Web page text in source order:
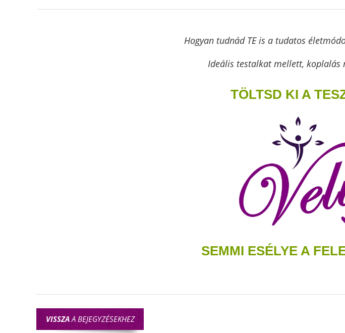
Hogyan tudnád TE is a tudatos
Ideális testalkat mellett, koplalás
TÖLTSD KI A
SEMMI ESÉLYE A
VISSZAA BEJEGYZÉSEKHEZ